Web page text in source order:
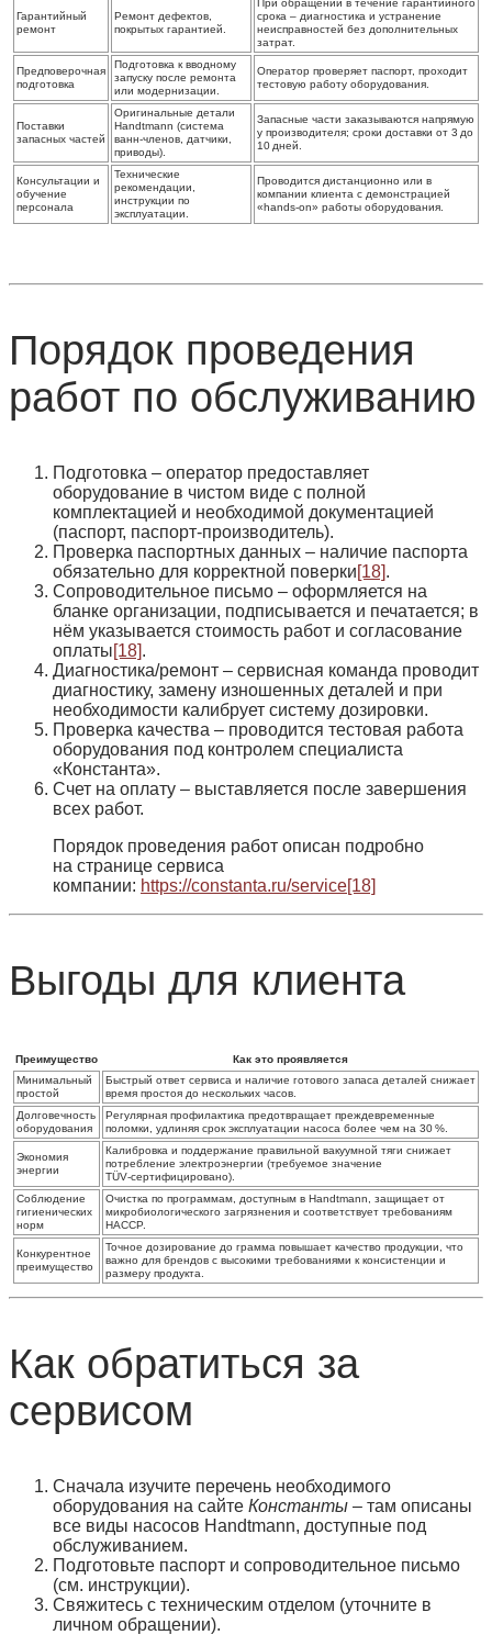
Гарантийный
ремонт
Ремонт дефектов,
покрытых гарантией.
При обращении в течение гарантийного
срока – диагностика и устранение
неисправностей без дополнительных
затрат.
Предповерочная
подготовка
Подготовка к вводному
запуску после ремонта
или модернизации.
Оператор проверяет паспорт, проходит
тестовую работу оборудования.
Поставки
запасных частей
Оригинальные детали
Handtmann (система
ванн‑членов, датчики,
приводы).
Запасные части заказываются напрямую
у производителя; сроки доставки от 3 до
10 дней.
Консультации и
обучение
персонала
Технические
рекомендации,
инструкции по
эксплуатации.
Проводится дистанционно или в
компании клиента с демонстрацией
«hands‑on» работы оборудования.
Порядок проведения
работ по обслуживанию
Подготовка – оператор предоставляет
оборудование в чистом виде с полной
комплектацией и необходимой документацией
(паспорт, паспорт‑производитель).
Проверка паспортных данных – наличие паспорта
обязательно для корректной поверки[18].
Сопроводительное письмо – оформляется на
бланке организации, подписывается и печатается; в
нём указывается стоимость работ и согласование
оплаты[18].
Диагностика/ремонт – сервисная команда проводит
диагностику, замену изношенных деталей и при
необходимости калибрует систему дозировки.
Проверка качества – проводится тестовая работа
оборудования под контролем специалиста
«Константа».
Счет на оплату – выставляется после завершения
всех работ.
Порядок проведения работ описан подробно
на странице сервиса
компании: https://constanta.ru/service[18]
Выгоды для клиента
Преимущество
Как это проявляется
Минимальный
простой
Быстрый ответ сервиса и наличие готового запаса деталей снижает
время простоя до нескольких часов.
Долговечность
оборудования
Регулярная профилактика предотвращает преждевременные
поломки, удлиняя срок эксплуатации насоса более чем на 30 %.
Экономия
энергии
Калибровка и поддержание правильной вакуумной тяги снижает
потребление электроэнергии (требуемое значение
TÜV‑сертифицировано).
Соблюдение
гигиенических
норм
Очистка по программам, доступным в Handtmann, защищает от
микробиологического загрязнения и соответствует требованиям
HACCP.
Конкурентное
преимущество
Точное дозирование до грамма повышает качество продукции, что
важно для брендов с высокими требованиями к консистенции и
размеру продукта.
Как обратиться за
сервисом
Сначала изучите перечень необходимого
оборудования на сайте Константы – там описаны
все виды насосов Handtmann, доступные под
обслуживанием.
Подготовьте паспорт и сопроводительное письмо
(см. инструкции).
Свяжитесь с техническим отделом (уточните в
личном обращении).